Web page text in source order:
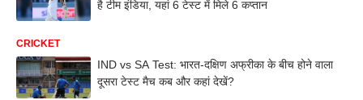
है टीम इंडिया, यहां 6 टेस्ट में मिले 6 कप्तान
CRICKET
IND vs SA Test: भारत-दक्षिण अफ्रीका के बीच होने वाला
दूसरा टेस्ट मैच कब और कहां देखें?